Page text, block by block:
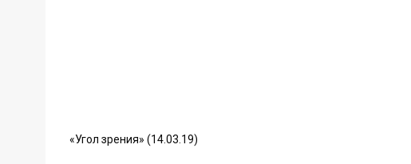
«Угол зрения» (14.03.19)